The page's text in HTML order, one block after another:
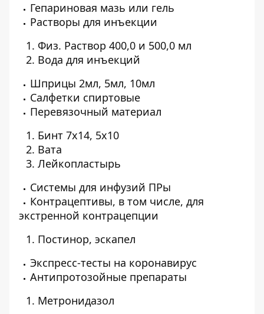
Гепариновая мазь или гель
Растворы для инъекции
Физ. Раствор 400,0 и 500,0 мл
Вода для инъекций
Шприцы 2мл, 5мл, 10мл
Салфетки спиртовые
Перевязочный материал
Бинт 7х14, 5х10
Вата
Лейкопластырь
Системы для инфузий ПРы
Контрацептивы, в том числе, для
экстренной контрацепции
Постинор, эскапел
Экспресс-тесты на коронавирус
Антипротозойные препараты
Метронидазол